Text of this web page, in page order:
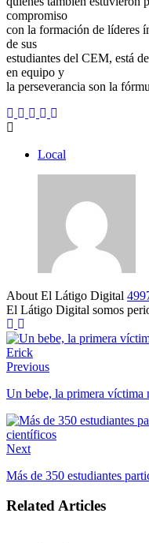
compromiso
con la formación de líderes
de sus
estudiantes del CEM, está
en equipo y
la perseverancia son la
Local
About El Látigo Digital
El Látigo Digital somos
Website
Previous
Un bebe, la primera víctima
Next
Más de 350 estudiantes
Related Articles